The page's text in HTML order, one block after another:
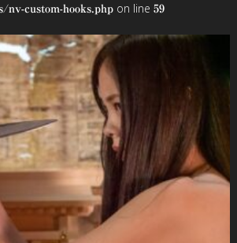
custom-hooks.phpon line 59